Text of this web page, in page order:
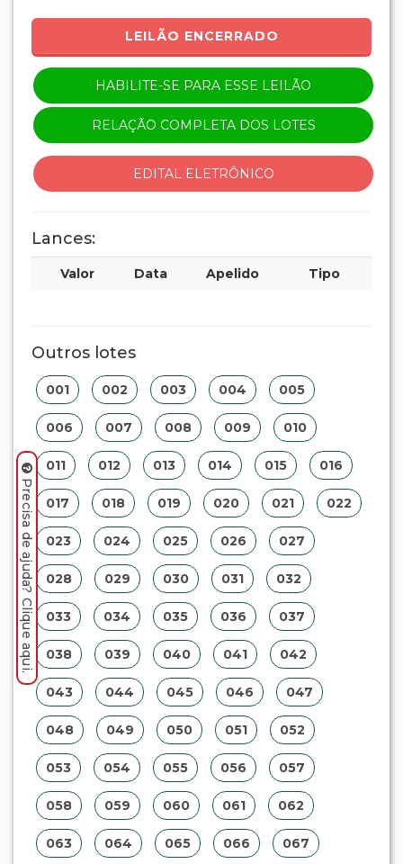
LEILÃO ENCERRADO
HABILITE-SE PARA ESSE LEILÃO
RELAÇÃO COMPLETA DOS LOTES
EDITAL ELETRÔNICO
Lances:
Valor Data Apelido Tipo
Outros lotes
001 002 003 004 005
006 007 008 009 010
011 012 013 014 015 016
017 018 019 020 021 022
023 024 025 026 027
028 029 030 031 032
033 034 035 036 037
038 039 040 041 042
043 044 045 046 047
048 049 050 051 052
053 054 055 056 057
058 059 060 061 062
063 064 065 066 067
Precisa de ajuda? Clique aqui.